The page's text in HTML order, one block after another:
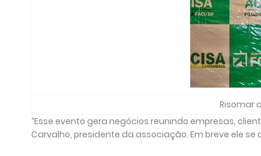
Risomar
“Esse evento gera negócios reunindo empresas,
Carvalho, presidente da associação. Em breve ele